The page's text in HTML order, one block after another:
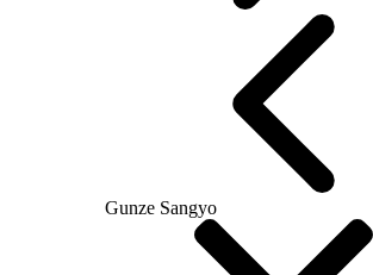
Gunze Sangyo